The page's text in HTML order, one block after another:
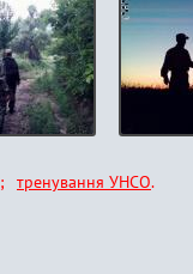
тренування УНСО